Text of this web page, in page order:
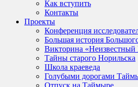
Как вступить
Контакты
Проекты
Конференция
Большая история
Викторина «Неизвестный
Тайны старого Норильска
Школа краеведа
Голубыми дорогами
Отпуск на Таймыре